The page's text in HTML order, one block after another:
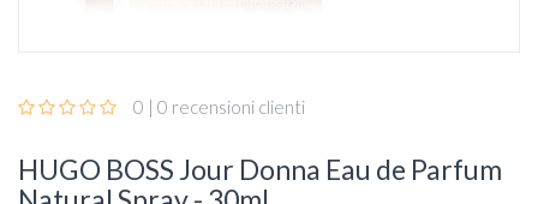
0 | 0 recensioni clienti
HUGO BOSS Jour Donna Eau de Parfum